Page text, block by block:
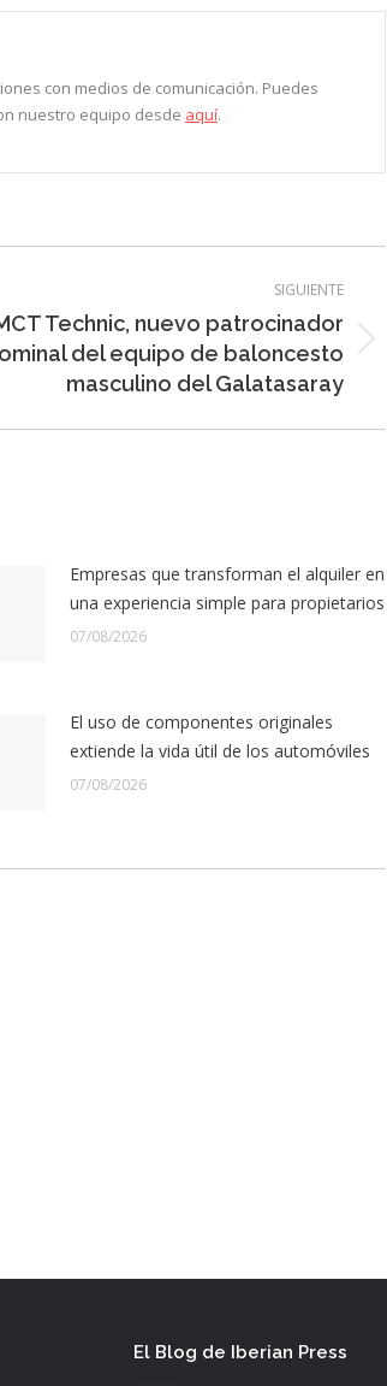
con medios de comunicación. Puedes
nuestro equipo desde aquí.
SIGUIENTE
Technic, nuevo patrocinador
del equipo de baloncesto
masculino del Galatasaray
Empresas que transforman el alquiler en
una experiencia simple para propietarios
07/08/2026
El uso de componentes originales
extiende la vida útil de los automóviles
07/08/2026
El Blog de Iberian Press